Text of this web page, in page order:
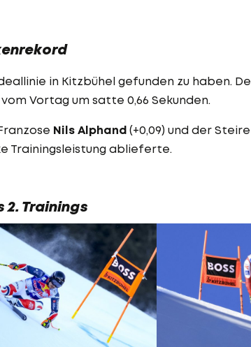
in Kitzbühel gefunden zu haben.
Vortag um satte 0,66 Sekunden.
Nils Alphand (+0,09) und der
Trainingsleistung ablieferte.
2. Trainings